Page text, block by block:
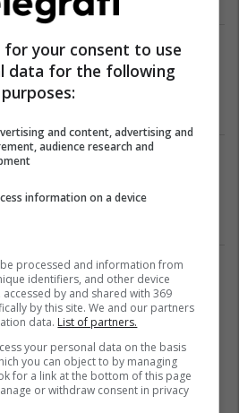
gara të shpejtësisë në Ferizaj,
i shqipton gjobë në vlerë prej
euro dhe ua heq patentën e
e bëni këtë me ndërruesin e
serioz!
1
for your consent to use
data for the following
purposes:
and content, advertising and
audience research and
information on a device
processed and information from
identifiers, and other device
by and shared with 369
by this site. We and our partners
data. List of partners.
your personal data on the basis
you can object to by managing
for a link at the bottom of this page
or withdraw consent in privacy